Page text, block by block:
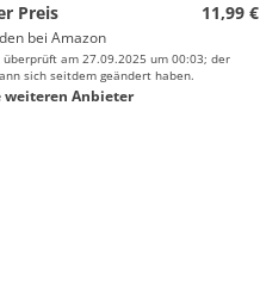
Preis
11,99 €
bei Amazon
am 27.09.2025 um 00:03; der
sich seitdem geändert haben.
weiteren Anbieter